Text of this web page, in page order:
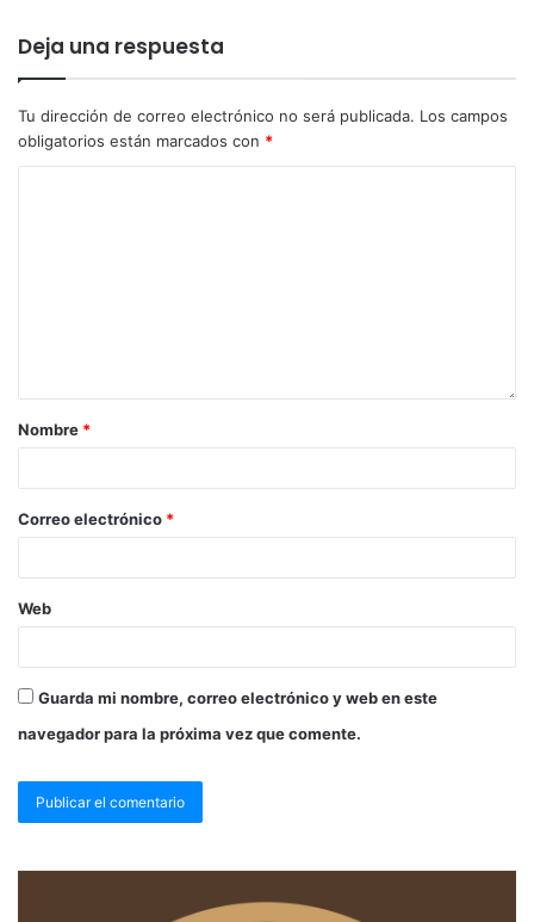
Deja una respuesta
Tu dirección de correo electrónico no será publicada. Los campos
obligatorios están marcados con *
Nombre *
Correo electrónico *
Web
Guarda mi nombre, correo electrónico y web en este
navegador para la próxima vez que comente.